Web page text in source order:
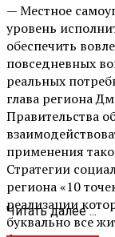
— Местное
уровень
обеспечить
повседневных
реальных
глава региона
Правительства
применения
Стратегии
региона «10
реализации
буквально все
Читать далее ...